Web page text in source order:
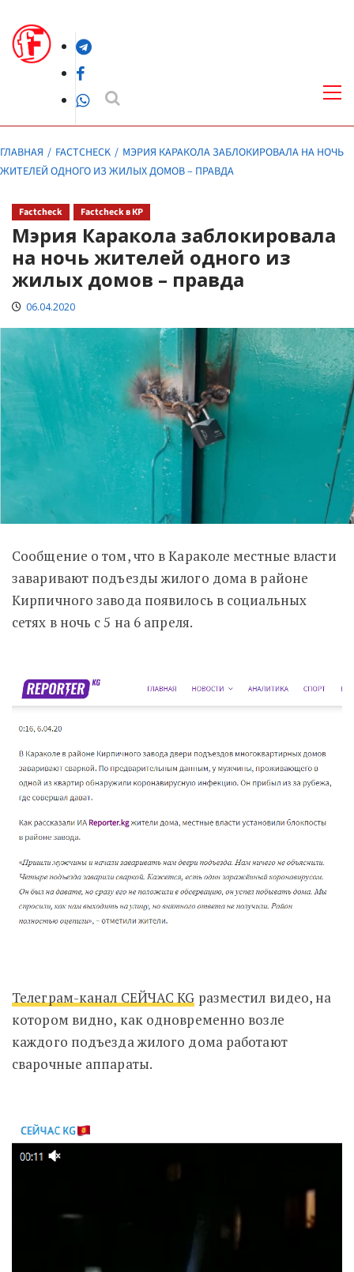
содержимомуTelegram
Facebook
WhatsApp
ГЛАВНАЯ FACTCHECK
МЭРИЯ КАРАКОЛА ЗАБЛОКИРОВАЛА НА НОЧЬ
ЖИТЕЛЕЙ ОДНОГО ИЗ ЖИЛЫХ ДОМОВ – ПРАВДА
Factcheck Factcheck в КР
Мэрия Каракола заблокировала
на ночь жителей одного из
жилых домов – правда
06.04.2020
Сообщение о том, что в Караколе местные власти
заваривают подъезды жилого дома в районе
Кирпичного завода появилось в социальных
сетях в ночь с 5 на 6 апреля.
Телеграм-канал СЕЙЧАС KG разместил видео, на
котором видно, как одновременно возле
каждого подъезда жилого дома работают
сварочные аппараты.